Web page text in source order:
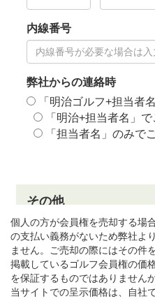
個人の方が会員権を売却する場
の支払い義務がないため弊社よ
ません。ご売却の際にはその件
掲載しているゴルフ会員権の価
を保証するものではありません
当サイトでの呈示価格は、自社